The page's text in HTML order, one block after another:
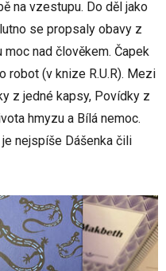
na vzestupu. Do děl jako
se propsaly obavy z
nad člověkem. Čapek
robot (v knize R.U.R). Mezi
z jedné kapsy, Povídky z
hmyzu a Bílá nemoc.
nejspíše Dášenka čili